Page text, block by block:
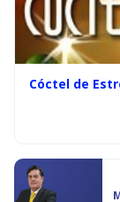
Cóctel de